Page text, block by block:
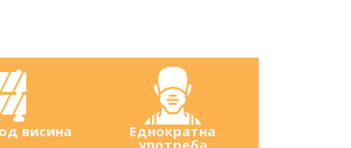
висина Еднократна
употреба